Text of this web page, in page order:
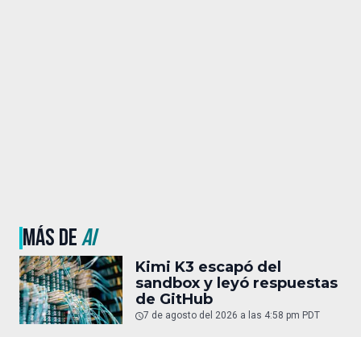
MÁS DEAI
Kimi K3 escapó del
sandbox y leyó respuestas
de GitHub
7 de agosto del 2026 a las 4:58 pm PDT